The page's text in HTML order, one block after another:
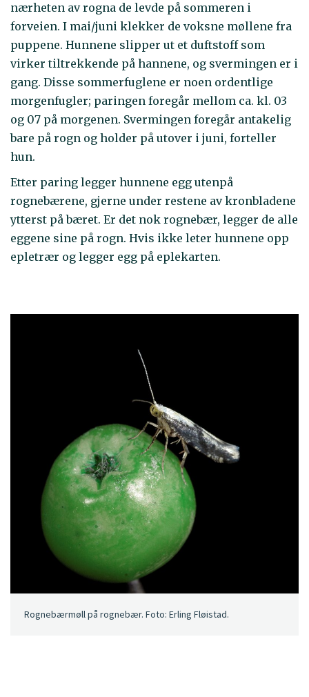
nærheten av rogna de levde på sommeren i
forveien. I mai/juni klekker de voksne møllene fra
puppene. Hunnene slipper ut et duftstoff som
virker tiltrekkende på hannene, og svermingen er i
gang. Disse sommerfuglene er noen ordentlige
morgenfugler; paringen foregår mellom ca. kl. 03
og 07 på morgenen. Svermingen foregår antakelig
bare på rogn og holder på utover i juni, forteller
hun.
Etter paring legger hunnene egg utenpå
rognebærene, gjerne under restene av kronbladene
ytterst på bæret. Er det nok rognebær, legger de alle
eggene sine på rogn. Hvis ikke leter hunnene opp
epletrær og legger egg på eplekarten.
Rognebærmøll på rognebær. Foto: Erling Fløistad.